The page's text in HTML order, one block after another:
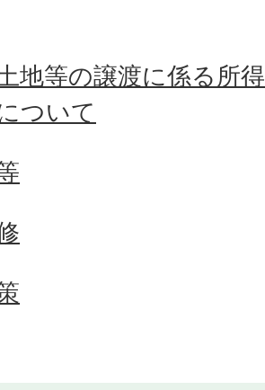
地等の譲渡に係る所
ついて